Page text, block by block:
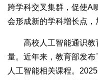
跨学科交叉集群，促使
会形成新的学科增长点，
高校人工智能通识教
量。近年来，教育部发
人工智能相关课程。